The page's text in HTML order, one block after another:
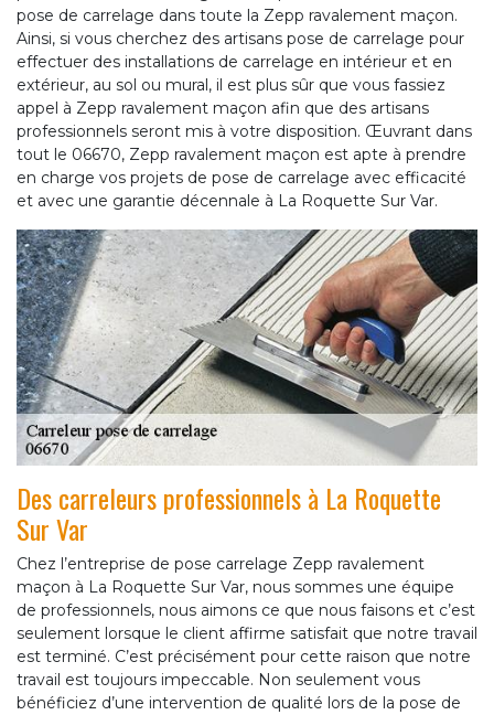
pose de carrelage dans toute la Zepp ravalement maçon.
Ainsi, si vous cherchez des artisans pose de carrelage pour
effectuer des installations de carrelage en intérieur et en
extérieur, au sol ou mural, il est plus sûr que vous fassiez
appel à Zepp ravalement maçon afin que des artisans
professionnels seront mis à votre disposition. Œuvrant dans
tout le 06670, Zepp ravalement maçon est apte à prendre
en charge vos projets de pose de carrelage avec efficacité
et avec une garantie décennale à La Roquette Sur Var.
Des carreleurs professionnels à La Roquette
Sur Var
Chez l’entreprise de pose carrelage Zepp ravalement
maçon à La Roquette Sur Var, nous sommes une équipe
de professionnels, nous aimons ce que nous faisons et c’est
seulement lorsque le client affirme satisfait que notre travail
est terminé. C’est précisément pour cette raison que notre
travail est toujours impeccable. Non seulement vous
bénéficiez d’une intervention de qualité lors de la pose de